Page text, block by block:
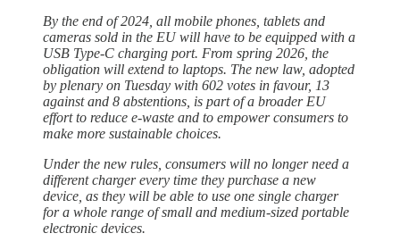
By the end of 2024, all mobile phones, tablets and
cameras sold in the EU will have to be equipped with a
USB Type-C charging port. From spring 2026, the
obligation will extend to laptops. The new law, adopted
by plenary on Tuesday with 602 votes in favour, 13
against and 8 abstentions, is part of a broader EU
effort to reduce e-waste and to empower consumers to
make more sustainable choices.
Under the new rules, consumers will no longer need a
different charger every time they purchase a new
device, as they will be able to use one single charger
for a whole range of small and medium-sized portable
electronic devices.